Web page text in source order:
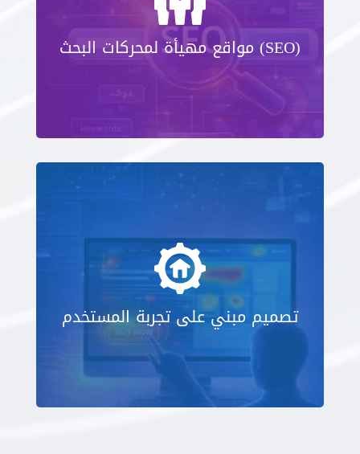
مواقع مهيأة لمحركات البحث (SEO)
تصميم مبني على تجربة المستخدم